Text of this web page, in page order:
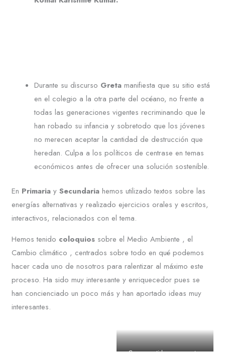
Durante su discurso Gretamanifiesta que su sitio está
en el colegio a la otra parte del océano, no frente a
todas las generaciones vigentes recriminando que le
han robado su infancia y sobretodo que los jóvenes
no merecen aceptar la cantidad de destrucción que
heredan. Culpa a los políticos de centrase en temas
económicos antes de ofrecer una solución sostenible.
En PrimariaySecundariahemos utilizado textos sobre las
energías alternativas y realizado ejercicios orales y escritos,
interactivos, relacionados con el tema.
Hemos tenido coloquios sobre el Medio Ambiente , el
Cambio climático , centrados sobre todo en qué podemos
hacer cada uno de nosotros para ralentizar al máximo este
proceso. Ha sido muy interesante y enriquecedor pues se
han concienciado un poco más y han aportado ideas muy
interesantes.
Comprometidos con nuestro